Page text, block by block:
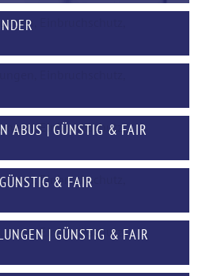
ABUS | GÜNSTIG & FAIR
& FAIR
| GÜNSTIG & FAIR